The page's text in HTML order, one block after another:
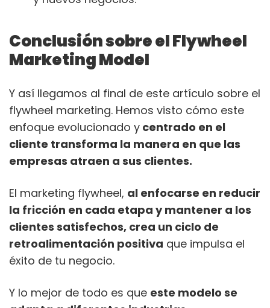
Conclusión sobre el Flywheel
Marketing Model
Y así llegamos al final de este artículo sobre el
flywheel marketing. Hemos visto cómo este
enfoque evolucionado y centrado en el
cliente transforma la manera en que las
empresas atraen a sus clientes.
El marketing flywheel, al enfocarse en reducir
la fricción en cada etapa y mantener a los
clientes satisfechos, crea un ciclo de
retroalimentación positiva que impulsa el
éxito de tu negocio.
Y lo mejor de todo es que este modelo se